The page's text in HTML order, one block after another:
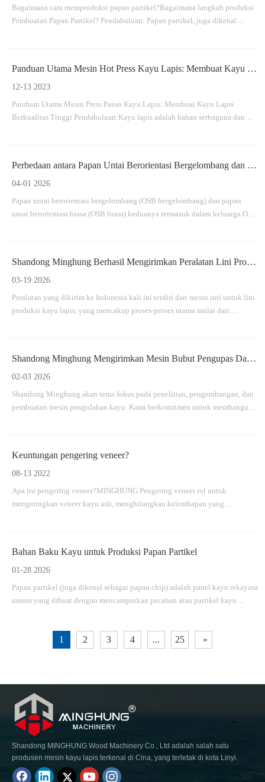
Bagaimana cara memproduksi papan partikel?Bagaimana langkah produksi
Pembuatan Papan Partikel? Pendahuluan: Papan partikel, juga dikenal
Panduan Utama Mesin Hot Press Kayu Lapis: Membuat Kayu Lapis Berkualitas Tinggi
12-13 2023
Panduan Utama Mesin Press Panas Kayu Lapis: Membuat Kayu Lapis
Berkualitas Tinggi Pendahuluan:Kayu lapis adalah bahan serbaguna dan
Perbedaan antara Papan Untai Berorientasi Bergelombang dan Papan Untai Berorientasi Biasa
04-01 2026
Papan untai berorientasi bergelombang (OSB bergelombang) dan papan
untai berorientasi biasa (OSB biasa) keduanya termasuk dalam keluarga OSB,
Shandong Minghung Berhasil Mengirimkan Peralatan Lini Produksi Kayu Lapis
03-19 2026
Peralatan yang dikirim ke Indonesia kali ini terdiri dari mesin inti untuk lini
produksi kayu lapis, yang mencakup proses-proses utama mulai dari
Shandong Minghung Mengirimkan Mesin Bubut Pengupas Dan Debarker Kayu Sesuai Jadwal
02-03 2026
Shandong Minghung akan terus fokus pada penelitian, pengembangan, dan
pembuatan mesin pengolahan kayu. Kami berkomitmen untuk membangun
Keuntungan pengering veneer?
08-13 2022
Apa itu pengering veneer?MINGHUNG Pengering veneer rol untuk
mengeringkan veneer kayu asli, menghilangkan kelembapan yang
Bahan Baku Kayu untuk Produksi Papan Partikel
01-28 2026
Papan partikel (juga dikenal sebagai papan chip) adalah panel kayu rekayasa
umum yang dibuat dengan mencampurkan pecahan atau partikel kayu
1 2 3 4 ... 25 »
Shandong MINGHUNG Wood Machinery Co., Ltd adalah salah satu
produsen mesin kayu lapis terkenal di Cina, yang terletak di kota Linyi.